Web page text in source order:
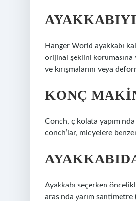
Hanger World ayakkabı
orijinal şeklini korumasına
ve kırışmalarını veya
KONÇ
Conch, çikolata
conch’lar, midyelere
Ayakkabı seçerken
arasında yarım